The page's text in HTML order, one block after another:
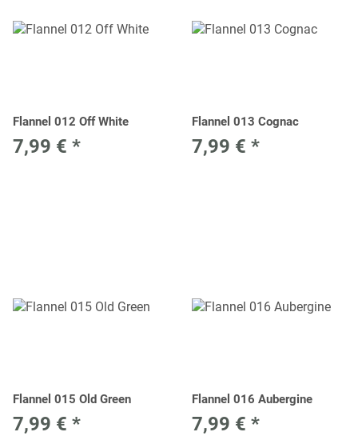
Flannel 012 Off White
7,99 € *
Flannel 013 Cognac
7,99 € *
Flannel 015 Old Green
7,99 € *
Flannel 016 Aubergine
7,99 € *